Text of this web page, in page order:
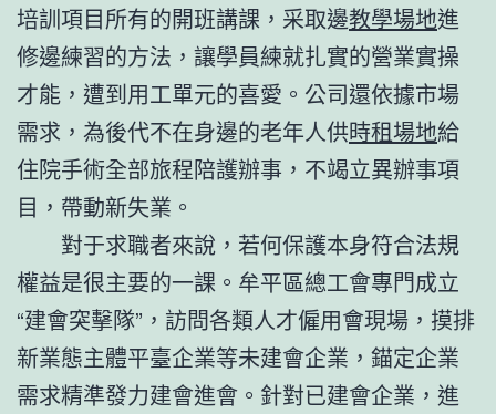
培訓項目所有的開班講課，采取邊教學場地進
修邊練習的方法，讓學員練就扎實的營業實操
才能，遭到用工單元的喜愛。公司還依據市場
需求，為後代不在身邊的老年人供時租場地給
住院手術全部旅程陪護辦事，不竭立異辦事項
目，帶動新失業。
對于求職者來說，若何保護本身符合法規
權益是很主要的一課。牟平區總工會專門成立
“建會突擊隊”，訪問各類人才僱用會現場，摸排
新業態主體平臺企業等未建會企業，錨定企業
需求精準發力建會進會。針對已建會企業，進